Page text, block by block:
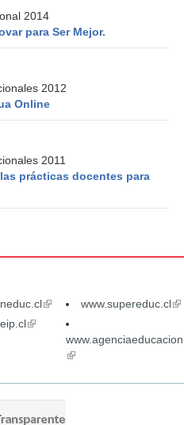
2014
para Ser Mejor.
2012
Online
2011
prácticas docentes para
(link
external)
www.supereduc.cl
(link
external)(link
external)